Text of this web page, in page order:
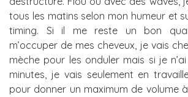
tous les matins selon mon humeur et
timing. Si il me reste un bon
m’occuper de mes cheveux, je vais
mèche pour les onduler mais si je
minutes, je vais seulement en
pour donner un maximum de volume